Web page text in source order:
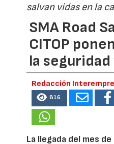
salvan vidas en la
SMA Road
CITOP
la seguridad
Redacción
816
La llegada del mes